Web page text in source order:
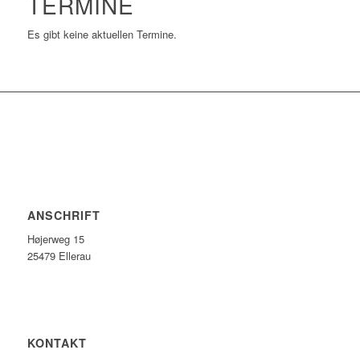
Es gibt keine aktuellen Termine.
ANSCHRIFT
Højerweg 15
25479 Ellerau
KONTAKT